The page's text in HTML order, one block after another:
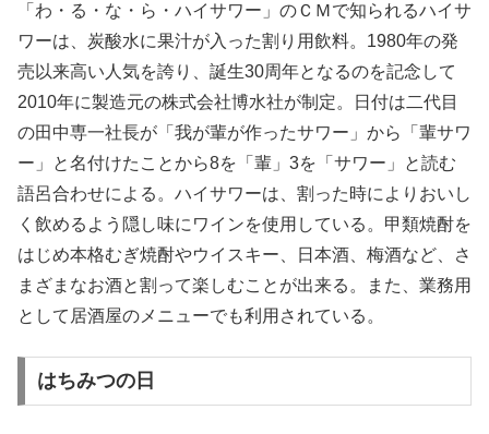
「わ・る・な・ら・ハイサワー」のＣＭで知られるハイサ
ワーは、炭酸水に果汁が入った割り用飲料。1980年の発
売以来高い人気を誇り、誕生30周年となるのを記念して
2010年に製造元の株式会社博水社が制定。日付は二代目
の田中専一社長が「我が輩が作ったサワー」から「輩サワ
ー」と名付けたことから8を「輩」3を「サワー」と読む
語呂合わせによる。ハイサワーは、割った時によりおいし
く飲めるよう隠し味にワインを使用している。甲類焼酎を
はじめ本格むぎ焼酎やウイスキー、日本酒、梅酒など、さ
まざまなお酒と割って楽しむことが出来る。また、業務用
として居酒屋のメニューでも利用されている。
はちみつの日